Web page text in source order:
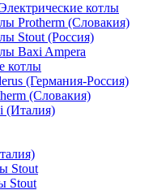
котлы
Protherm (Словакия)
Stout (Россия)
Baxi Ampera
котлы
(Германия-Россия)
(Словакия)
(Италия)
Stout
Stout